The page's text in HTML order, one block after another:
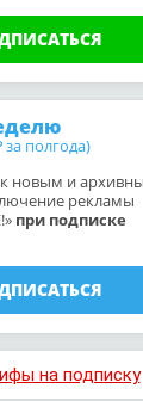
за полгода)
новым и
рекламы
при подписке
на подписку